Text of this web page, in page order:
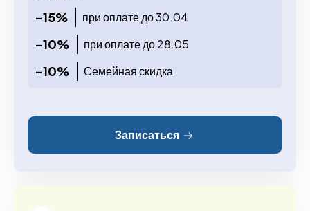
-15%
при оплате до 30.04
-10% при оплате до 28.05
-10% Семейная скидка
Записаться